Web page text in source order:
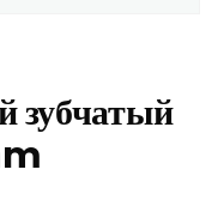
зубчатый